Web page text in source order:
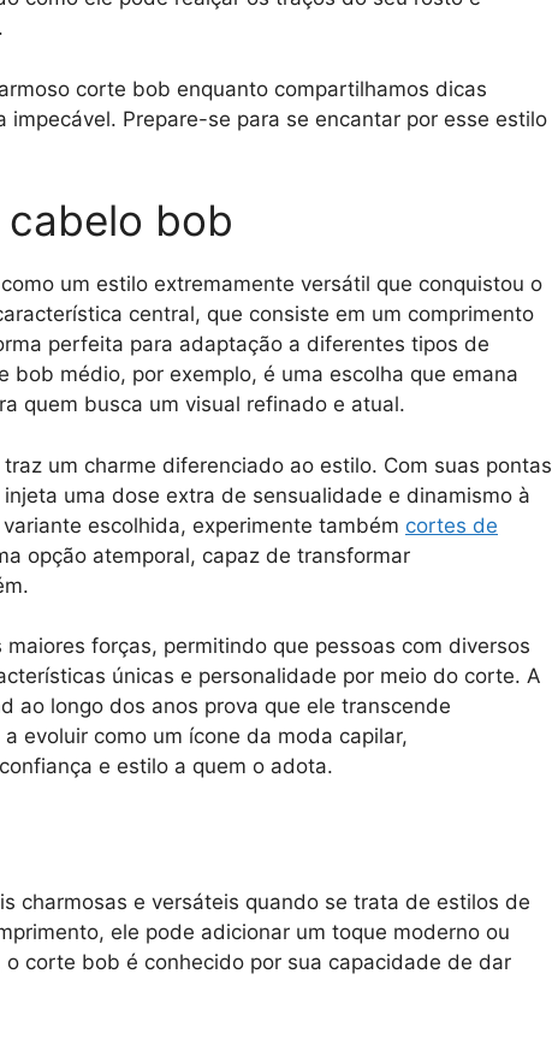
corte bob enquanto compartilhamos dicas
impecável. Prepare-se para se encantar por esse estilo
bob
um estilo extremamente versátil que conquistou o
central, que consiste em um comprimento
perfeita para adaptação a diferentes tipos de
bob médio, por exemplo, é uma escolha que emana
quem busca um visual refinado e atual.
um charme diferenciado ao estilo. Com suas pontas
uma dose extra de sensualidade e dinamismo à
escolhida, experimente também cortes de
opção atemporal, capaz de transformar
forças, permitindo que pessoas com diversos
únicas e personalidade por meio do corte. A
ao longo dos anos prova que ele transcende
evoluir como um ícone da moda capilar,
e estilo a quem o adota.
charmosas e versáteis quando se trata de estilos de
ele pode adicionar um toque moderno ou
corte bob é conhecido por sua capacidade de dar